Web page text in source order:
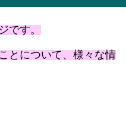
です。
とについて、様々な情